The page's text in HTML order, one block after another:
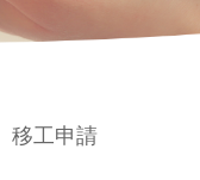
移工申請